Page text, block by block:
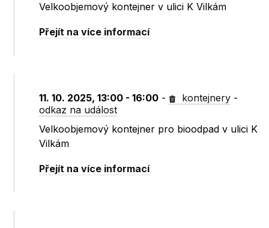
Velkoobjemový kontejner v ulici K Vilkám
Přejít na více informací
11. 10. 2025, 13:00 - 16:00 - kontejnery -
odkaz na událost
Velkoobjemový kontejner pro bioodpad v ulici K
Vilkám
Přejít na více informací